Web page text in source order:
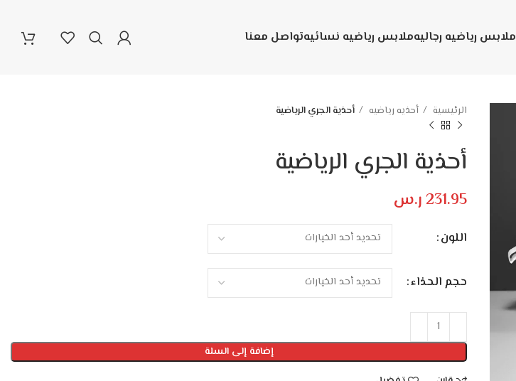
ملابس رياضيه رجاليهملابس رياضيه نسائيهتواصل معنا
الرئيسية أحذيه رياضيه أحذية الجري الرياضية
أحذية الجري الرياضية
231.95 ر.س
اللون
حجم الحذاء
إضافة إلى السلة